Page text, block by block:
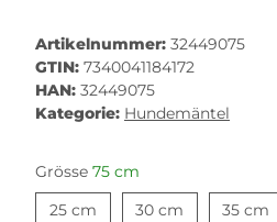
Artikelnummer: 32449075
GTIN: 7340041184172
HAN: 32449075
Kategorie: Hundemäntel
Grösse 75 cm
25 cm25 cm30 cm 30 cm35 cm